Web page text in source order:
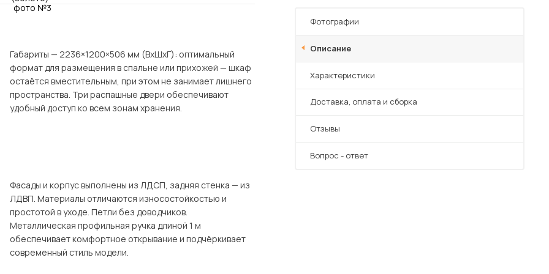
Посмотреть всю мебель для гостиных
Посмотреть все шкафы
Все товары распродажи
Фотографии
Описание
Характеристики
Преимущества
Доставка, оплата и сборка
Отзывы
Вопрос - ответ
Габариты — 2236×1200×506 мм (ВхШхГ): оптимальный
формат для размещения в спальне или прихожей — шкаф
остаётся вместительным, при этом не занимает лишнего
пространства. Три распашные двери обеспечивают
удобный доступ ко всем зонам хранения.
Фасады и корпус выполнены из ЛДСП, задняя стенка — из
ЛДВП. Материалы отличаются износостойкостью и
простотой в уходе. Петли без доводчиков.
Металлическая профильная ручка длиной 1 м
обеспечивает комфортное открывание и подчёркивает
современный стиль модели.